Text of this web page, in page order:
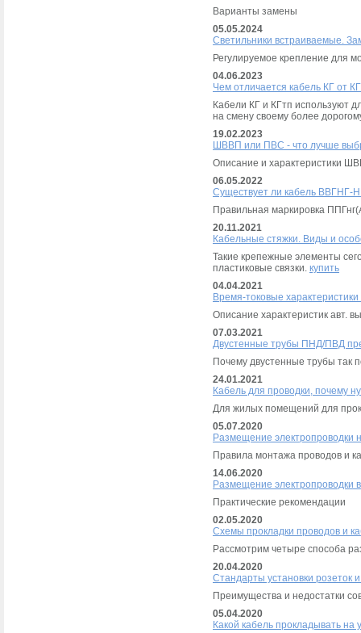
Варианты замены
05.05.2024
Светильники встраиваемые.
Регулируемое крепление для
04.06.2023
Чем отличается кабель КГ от
Кабели КГ и КГтп используют
на смену своему более
19.02.2023
ШВВП или ПВС - что лучше
Описание и характеристики
06.05.2022
Существует ли кабель ВВГНГ-
Правильная маркировка
20.11.2021
Кабельные стяжки. Виды и
Такие крепежные элементы
пластиковые связки. купить
04.04.2021
Время-токовые
Описание характеристик авт.
07.03.2021
Двустенные трубы ПНД/ПВД
Почему двустенные трубы так
24.01.2021
Кабель для проводки, почему
Для жилых помещений для
05.07.2020
Размещение электропроводки
Правила монтажа проводов и
14.06.2020
Размещение электропроводки
Практические рекомендации
02.05.2020
Схемы прокладки проводов и
Рассмотрим четыре способа
20.04.2020
Стандарты установки розеток
Преимущества и недостатки
05.04.2020
Какой кабель прокладывать на